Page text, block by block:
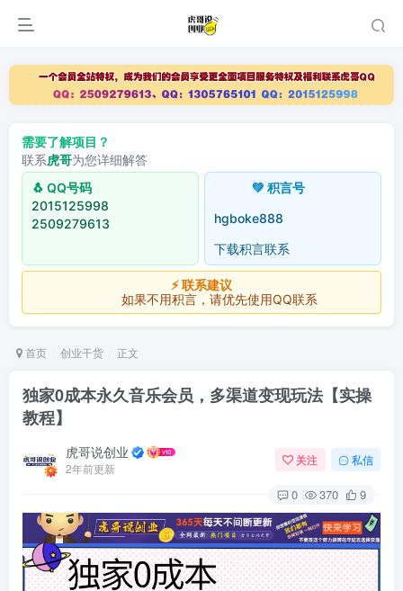
需要了解项目？
联系虎哥为您详细解答
🐧 QQ号码
2015125998
2509279613
💚 积言号
hgboke888
下载积言联系
⚡ 联系建议
如果不用积言，请优先使用QQ联系
首页 创业干货 正文
独家0成本永久音乐会员，多渠道变现玩法【实操
教程】
虎哥说创业
2年前更新
关注 私信
0 370 9